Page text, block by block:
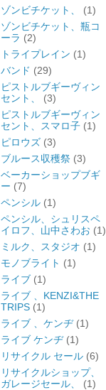
ゾンビチケット、
(1)
ゾンビチケット、瓶コ
ーラ (2)
トライプレイン (1)
バンド (29)
ピストルブギーヴィン
セント、
(3)
ピストルブギーヴィン
セント、スマロ子 (1)
ピロウズ (3)
ブルース収穫祭 (3)
ベーカーショップブギ
ー (7)
ペンシル (1)
ペンシル、シュリスペ
イロフ、山中さわお (1)
ミルク、スタジオ (1)
モノブライト (1)
ライブ (1)
ライブ 、KENZI&THE
TRIPS (1)
ライブ 、ケンヂ (1)
ライブ ケンヂ (1)
リサイクル セール (6)
リサイクルショップ、
ガレージセール、
(1)